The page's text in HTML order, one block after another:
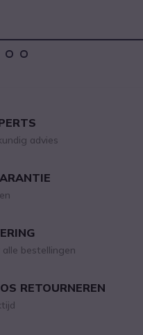
advies
alle bestellingen
RETOURNEREN